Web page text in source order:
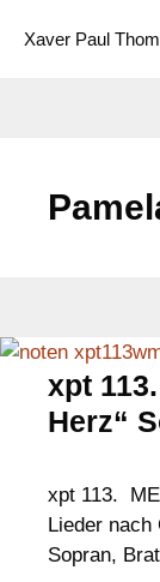
InhaltXaver Paul
xpt
Herz“
xpt 113.
Lieder nach
Sopran,